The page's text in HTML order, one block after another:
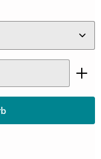
Wert ein